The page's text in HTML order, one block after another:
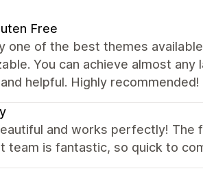
Free
one of the best themes
You can achieve almost
helpful. Highly recommended!
and works perfectly!
team is fantastic, so quick to